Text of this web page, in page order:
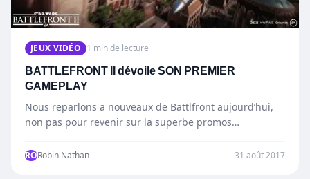
JEUX VIDÉO 1 min de lecture
BATTLEFRONT II dévoile SON PREMIER
GAMEPLAY
Nous reparlons a nouveaux de Battlfront aujourd’hui,
non pas pour revenir sur la superbe promos
RORobin Nathan 31 août 2017